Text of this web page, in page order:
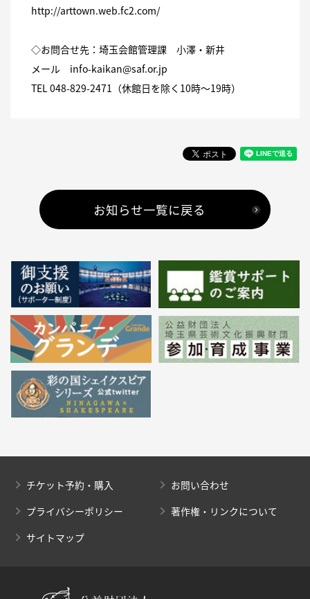
http://arttown.web.fc2.com/
◇お問合せ先：埼玉会館管理課 小澤・新井
メール info-kaikan@saf.or.jp
TEL 048-829-2471（休館日を除く10時～19時）
お知らせ一覧に戻る
チケット予約・購入
お問い合わせ
プライバシーポリシー
著作権・リンクについて
サイトマップ